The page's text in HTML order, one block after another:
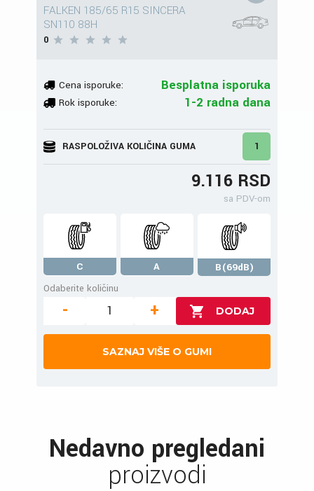
FALKEN 185/65 R15 SINCERA
SN110 88H
0
Cena isporuke: Besplatna isporuka
Rok isporuke: 1-2 radna dana
RASPOLOŽIVA KOLIČINA GUMA 1
9.116 RSD
sa PDV-om
C A
B(69dB)
Odaberite količinu
- +
SAZNAJ VIŠE O GUMI
Nedavno pregledani
proizvodi